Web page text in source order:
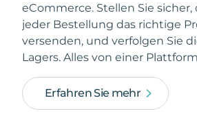
eCommerce. Stellen Sie sicher,
jeder Bestellung das richtige
versenden, und verfolgen Sie
Lagers. Alles von einer
Erfahren Sie mehr